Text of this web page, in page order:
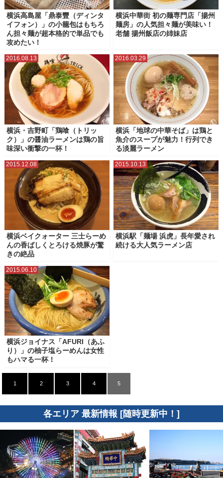
横浜高島屋「鼎泰豐（ディンタ
イフォン）」の小籠包はもちろ
ん担々麺が超本格的で単品でも
攻めたい！
横浜中華街 初の麺専門店「揚州
麺房」の人気担々麺が美味い！
老舗 揚州飯店の姉妹店
2016.08.13
横浜・吉野町「鶏喰（トリッ
ク）」の醤油ラーメンは鶏の旨
味深い衝撃の一杯！
2016.03.29
横浜「地球の中華そば」は鶏と
魚介のスープが魅力！行列でき
る淡麗ラーメン
2015.12.08
横浜ベイクォーター 三士らーめ
んの香ばしくとろける焼豚が驚
きの絶品
2015.10.13
横浜駅「麺場 浜虎」長年愛され
続ける大人気ラーメン店
2015.06.10
横浜ジョイナス「AFURI（あふ
り）」の柚子塩らーめんは女性
もハマる一杯！
1 2 3 4 5
各エリア 最新情報 [随時更新中！]